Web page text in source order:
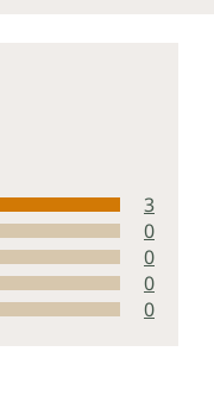
3
0
0
0
0